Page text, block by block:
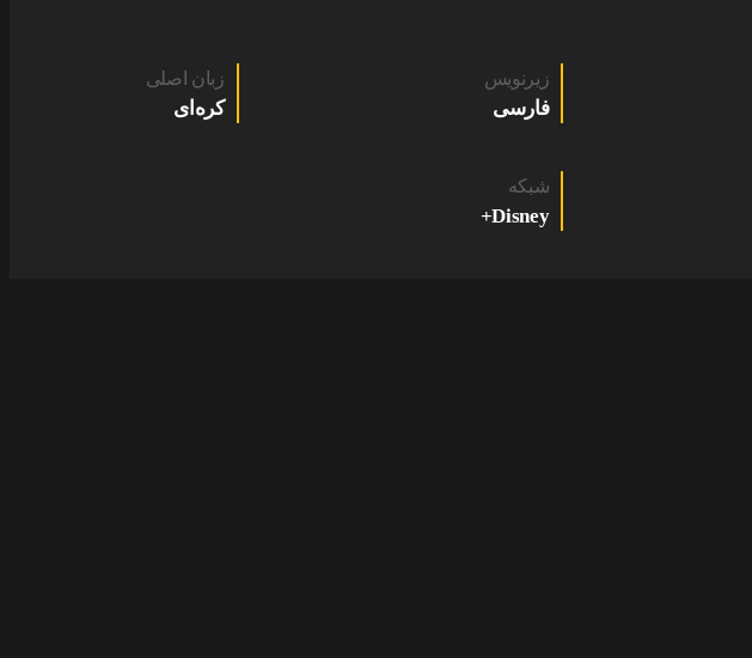
زیرنویس
فارسی
زبان اصلی
کره‌ای
شبکه
Disney+